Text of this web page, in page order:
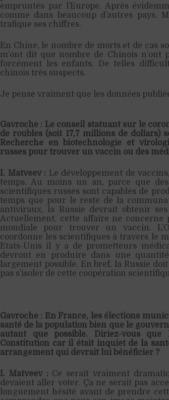
empruntés par l’Europe. Après
comme dans beaucoup d’autres
trafique ses chiffres.
En Chine, le nombre de morts et de cas
m’ont dit que nombre de Chinois n’ont
forcément les enfants. De telles
chinois très suspects.
Je pense vraiment que les données
Gavroche : Le conseil statuant sur le
de roubles (soit 17,7 millions de dollars)
Recherche en biotechnologie et
russes pour trouver un vaccin ou des
I. Matveev : Le développement de
temps. Au moins un an, parce que
scientifiques russes sont capables de
temps que pour le reste de la
antiviraux, la Russie devrait obtenir
Actuellement, cette affaire ne concerne
mondiale pour trouver un vaccin.
coordonne les scientifiques à travers le
Etats-Unis il y a de prometteurs
devront en produire dans une
largement possible. En bref, la Russie
pas s’isoler de cette coopération
Gavroche : En France, les élections
santé de la population bien que le
autant que possible. Diriez-vous
Constitution car il était inquiet de la
arrangement qui devrait lui bénéficier ?
I. Matveev : Ce serait vraiment
devaient aller voter. Ça ne serait pas
longuement hésité avant de prendre